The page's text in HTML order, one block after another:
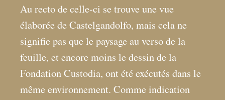
Au recto de celle-ci se trouve une vue
élaborée de Castelgandolfo, mais cela ne
signifie pas que le paysage au verso de la
feuille, et encore moins le dessin de la
Fondation Custodia, ont été exécutés dans le
même environnement. Comme indication